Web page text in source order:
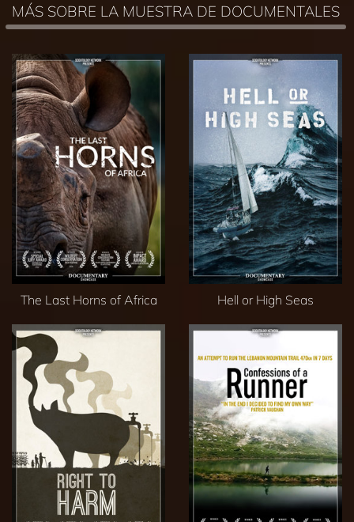
MÁS SOBRE LA MUESTRA DE DOCUMENTALES
The Last Horns of Africa Hell or High Seas